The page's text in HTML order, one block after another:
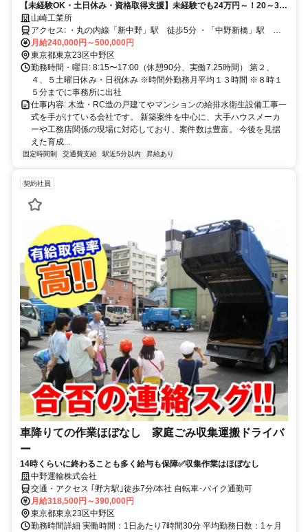
【未経験OK・土日休み・資格取得支援】未経験でも24万円～！20～30
代が活躍中！
山崎工業所
アクセス: ・丸の内線「新中野」駅 徒歩5分 ・「中野新橋」駅 徒
歩6分 ※自転車・バイク通勤可
月給240,000円～500,000円
東京都東京23区中野区
勤務時間・曜日: 8:15〜17:00（休憩90分、実働7.25時間） 第２、
４、５土曜日休み・日祝休み ※時間外勤務月平均１３時間 ※８時１
５分までに事務所に出社
仕事内容: 木造・RC造の戸建てやマンションの給排水衛生設備工事一
式を手がけている会社です。 新築案件を中心に、大手ハウスメーカ
ーや工務店関係の現場に対応しており、案件数は豊富。 今後を見据
えた育成...
固定時間制 交通費支給 駅近5分以内 昇給あり
契約社員
車降りての作業ほぼなし 家庭ごみ収集運搬ドライバ
ー
14時くらいに終わることも多く給与も保障✅収集作業はほぼなし
中野運輸株式会社
交通・アクセス ｢野方駅｣徒歩7分/本社 自転車･バイク通勤可
月給318,500円～390,000円
東京都東京23区中野区
勤務時間詳細 実働時間：1日あたり7時間30分 平均勤務日数：1ヶ月